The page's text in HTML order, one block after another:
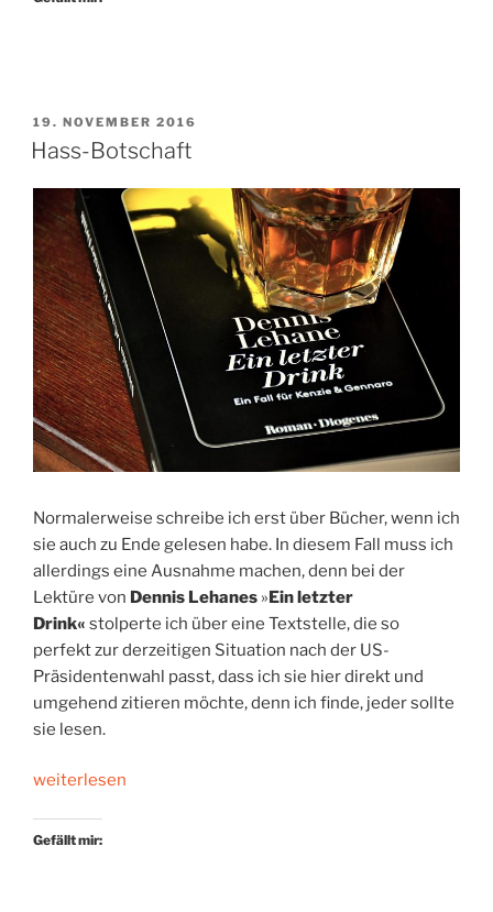
VERÖFFENTLICHT
AM
19. NOVEMBER 2016
Hass-Botschaft
Normalerweise schreibe ich erst über Bücher, wenn ich
sie auch zu Ende gelesen habe. In diesem Fall muss ich
allerdings eine Ausnahme machen, denn bei der
Lektüre von Dennis Lehanes »Ein letzter
Drink« stolperte ich über eine Textstelle, die so
perfekt zur derzeitigen Situation nach der US-
Präsidentenwahl passt, dass ich sie hier direkt und
umgehend zitieren möchte, denn ich finde, jeder sollte
sie lesen.
„Hass-
weiterlesen
Gefällt mir: